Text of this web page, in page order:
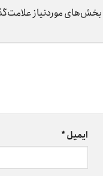
بخش‌های موردنیاز
ایمیل*